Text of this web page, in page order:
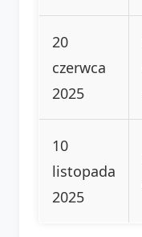
20
czerwca
2025
10
listopada
2025